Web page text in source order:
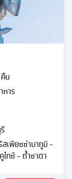
คืน
าร
สเพียซซ่าบาทูมิ -
ไทซี - ถ้ำซาตา